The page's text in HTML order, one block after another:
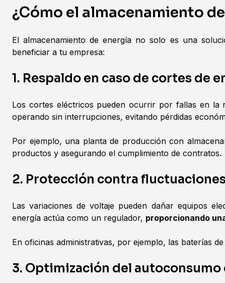
¿Cómo el almacenamiento
El almacenamiento de energía no solo es una
beneficiar a tu empresa:
1. Respaldo en caso de cortes de
Los cortes eléctricos pueden ocurrir por fallas en la
operando sin interrupciones, evitando pérdidas
Por ejemplo, una planta de producción con
productos y asegurando el cumplimiento de contratos.
2. Protección contra
Las variaciones de voltaje pueden dañar equipos
energía actúa como un regulador, proporcionando
En oficinas administrativas, por ejemplo, las baterías
3. Optimización del